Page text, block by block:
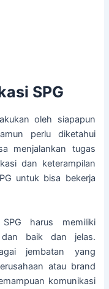
SPG
oleh siapapun
perlu diketahui
menjalankan tugas
dan keterampilan
untuk bisa bekerja
harus memiliki
dan baik dan jelas.
jembatan yang
atau brand
komunikasi